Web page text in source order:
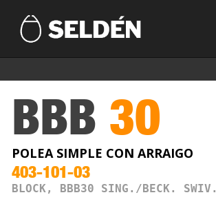
BBB 30
POLEA SIMPLE CON ARRAIGO
403-101-03
BLOCK, BBB30 SING./BECK. SWIV.